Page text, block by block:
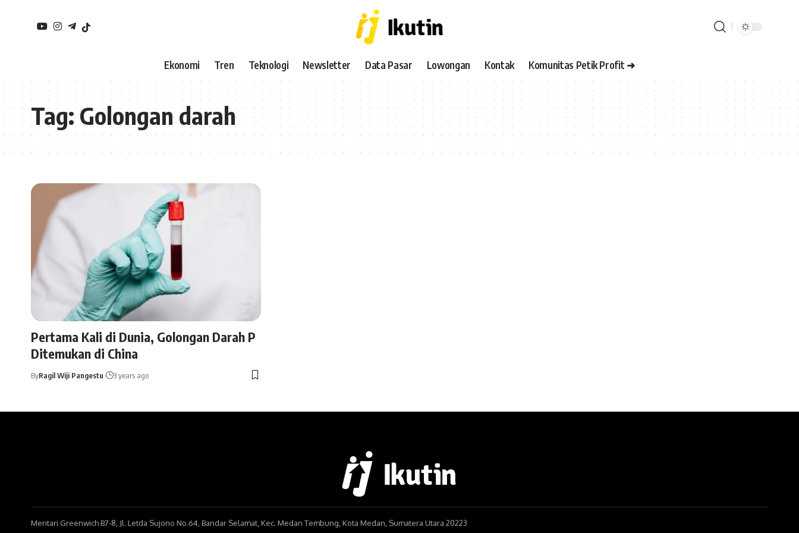
Ekonomi Tren Teknologi Newsletter Data Pasar Lowongan Kontak Komunitas Petik Profit ➜
Tag:Golongan darah
Pertama Kali di Dunia, Golongan Darah P
Ditemukan di China
ByRagil Wiji Pangestu 3 years ago
Mentari Greenwich B7-8, Jl. Letda Sujono No.64, Bandar Selamat, Kec. Medan Tembung, Kota Medan, Sumatera Utara 20223